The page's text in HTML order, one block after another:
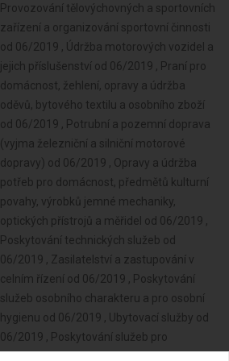
Provozování tělovýchovných a sportovních
zařízení a organizování sportovní činnosti
od 06/2019 , Údržba motorových vozidel a
jejich příslušenství od 06/2019 , Praní pro
domácnost, žehlení, opravy a údržba
oděvů, bytového textilu a osobního zboží
od 06/2019 , Potrubní a pozemní doprava
(vyjma železniční a silniční motorové
dopravy) od 06/2019 , Opravy a údržba
potřeb pro domácnost, předmětů kulturní
povahy, výrobků jemné mechaniky,
optických přístrojů a měřidel od 06/2019 ,
Poskytování technických služeb od
06/2019 , Zasilatelství a zastupování v
celním řízení od 06/2019 , Poskytování
služeb osobního charakteru a pro osobní
hygienu od 06/2019 , Ubytovací služby od
06/2019 , Poskytování služeb pro